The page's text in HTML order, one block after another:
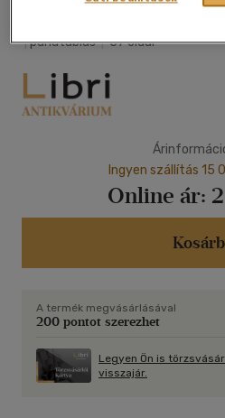
|puhatáblás|57 oldal
Ingyen szállítás
Online ár:
A termék megvásárlásával
200 pontot szerezhet
Legyen Ön is
visszajár.